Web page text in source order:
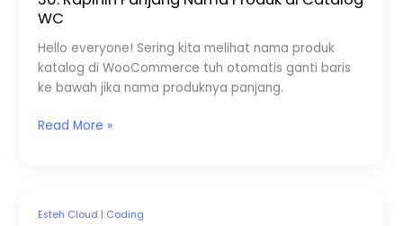
WC
Hello everyone! Sering kita melihat nama produk
katalog di WooCommerce tuh otomatis ganti baris
ke bawah jika nama produknya panjang.
Panjang
Produk
di
Catalog
Read More »
Esteh Cloud | Coding
29.